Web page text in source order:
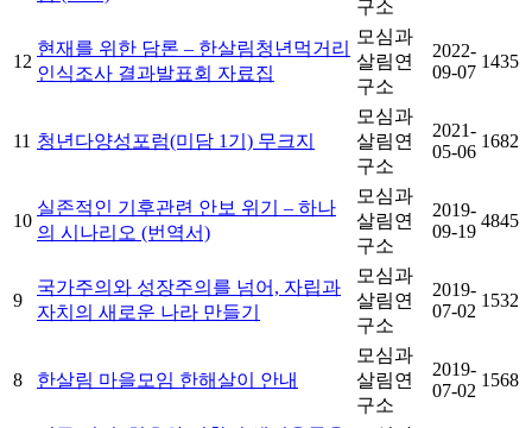
구소
12
현재를 위한 담론 – 한살림청년먹거리
인식조사 결과발표회 자료집
모심과
살림연
구소
2022-
09-07
1435
11 청년다양성포럼(미담 1기) 무크지
모심과
살림연
구소
2021-
05-06
1682
10
실존적인 기후관련 안보 위기 – 하나
의 시나리오 (번역서)
모심과
살림연
구소
2019-
09-19
4845
9
국가주의와 성장주의를 넘어, 자립과
자치의 새로운 나라 만들기
모심과
살림연
구소
2019-
07-02
1532
8 한살림 마을모임 한해살이 안내
모심과
살림연
구소
2019-
07-02
1568